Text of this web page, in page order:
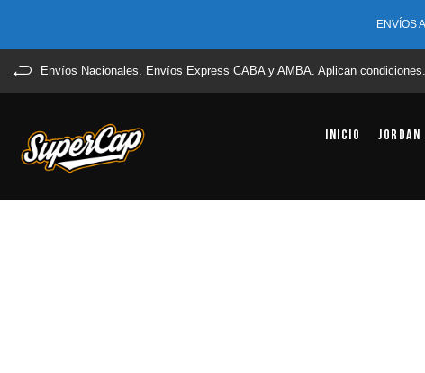
ENVÍOS
Envíos Nacionales. Envíos Express CABA y AMBA. Aplican condiciones.
Inicio Jordan